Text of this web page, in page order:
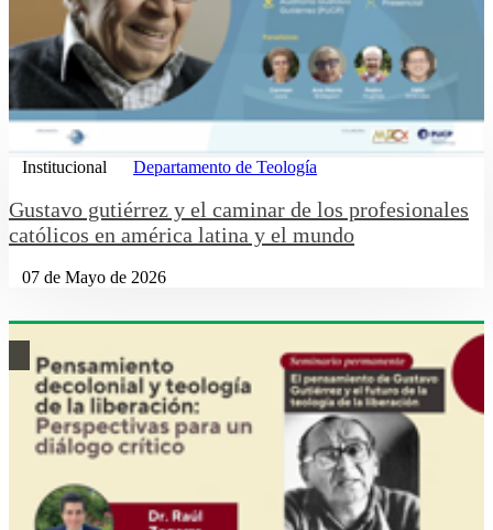
Institucional Departamento de Teología
Gustavo gutiérrez y el caminar de los profesionales
católicos en américa latina y el mundo
07 de Mayo de 2026